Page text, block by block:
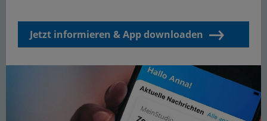
Jetzt informieren & App downloaden